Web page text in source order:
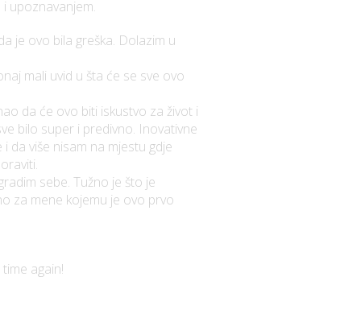
upoznavanjem.
je ovo bila greška. Dolazim u
mali uvid u šta će se sve ovo
da će ovo biti iskustvo za život i
bilo super i predivno. Inovativne
da više nisam na mjestu gdje
sebe. Tužno je što je
za mene kojemu je ovo prvo
again!